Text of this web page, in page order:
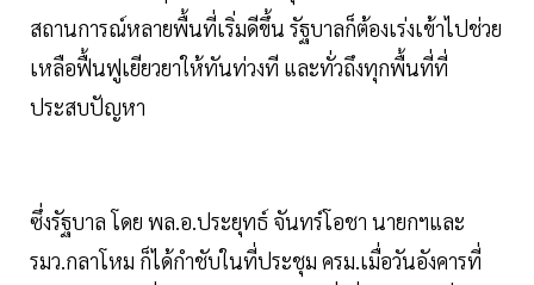
สถานการณ์หลายพื้นที่เริ่มดีขึ้น รัฐบาลก็ต้องเร่งเข้าไปช่วย
เหลือฟื้นฟูเยียวยาให้ทันท่วงที และทั่วถึงทุกพื้นที่ที่
ประสบปัญหา
ซึ่งรัฐบาล โดย พล.อ.ประยุทธ์ จันทร์โอชา นายกฯและ
รมว.กลาโหม ก็ได้กำชับในที่ประชุม ครม.เมื่อวันอังคารที่